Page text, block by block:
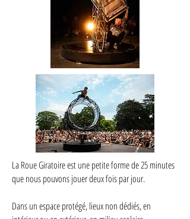
La Roue Giratoire est une petite forme de 25 minutes
que nous pouvons jouer deux fois par jour.
Dans un espace protégé, lieux non dédiés, en